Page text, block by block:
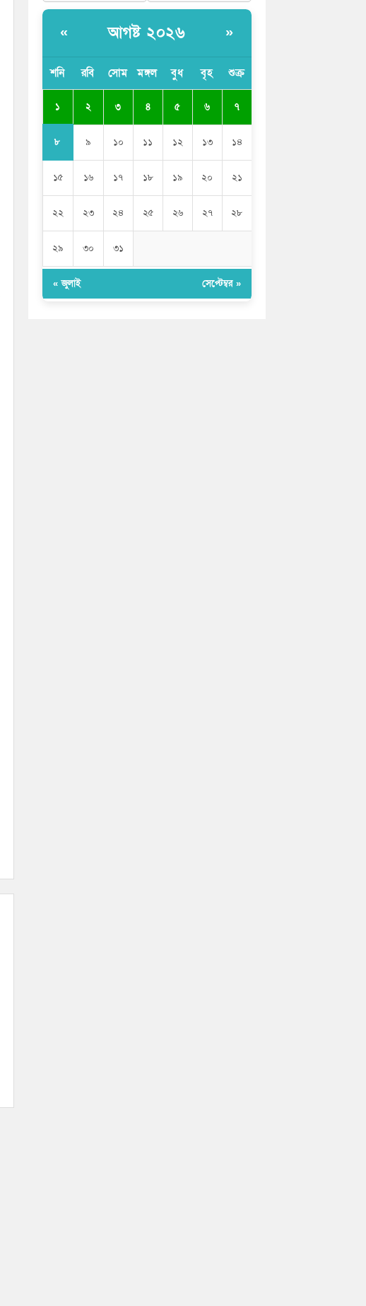
গড়ে উঠেছে: সজীব ওয়াজেদ জয়
সাকিব আল হাসানের বাড়িতে আগুন, পেট্রলবোমা
বিস্ফোরণ
যে ডকুমেন্টারিতে আবু সাঈদের ছবি নেই, সেটা
কোনো ডকুমেন্টারি নয়: ভারপ্রাপ্ত রাষ্ট্রপতি
« আগষ্ট ২০২৬ »
শনি রবি সোম মঙ্গল বুধ বৃহ শুক্র
১ ২ ৩ ৪ ৫ ৬ ৭
৮ ৯ ১০ ১১ ১২ ১৩ ১৪
১৫ ১৬ ১৭ ১৮ ১৯ ২০ ২১
২২ ২৩ ২৪ ২৫ ২৬ ২৭ ২৮
২৯ ৩০ ৩১
« জুলাই সেপ্টেম্বর »